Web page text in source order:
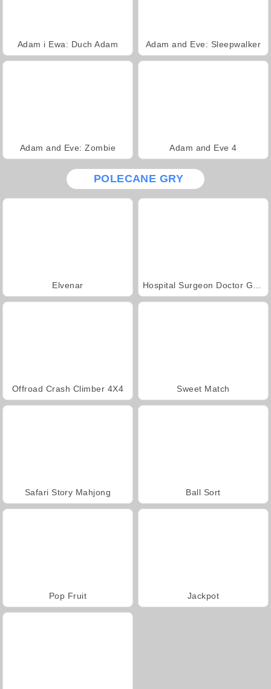
Adam i Ewa: Duch Adam Adam and Eve: Sleepwalker
Adam and Eve: Zombie Adam and Eve 4
POLECANE GRY
Elvenar
Offroad Crash Climber 4X4 Sweet Match
Safari Story Mahjong Ball Sort
Pop Fruit Jackpot